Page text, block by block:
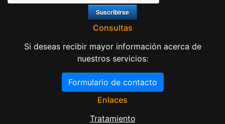
Consultas
Si deseas recibir mayor información acerca de
nuestros servicios:
Formulario de contacto
Enlaces
Tratamiento